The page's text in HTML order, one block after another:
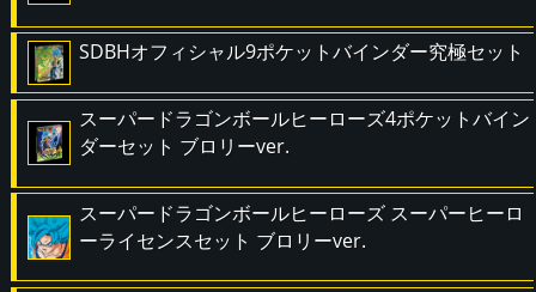
SDBHオフィシャル9ポケットバインダー究極セット
スーパードラゴンボールヒーローズ4ポケットバイン
ダーセット ブロリーver.
スーパードラゴンボールヒーローズ スーパーヒーロ
ーライセンスセット ブロリーver.